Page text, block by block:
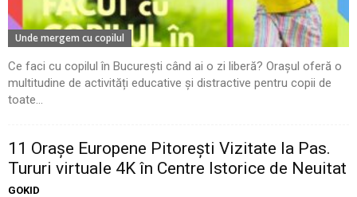
Unde mergem cu copilul
Ce faci cu copilul în București când ai o zi liberă? Orașul oferă o
multitudine de activități educative și distractive pentru copii de
toate...
11 Oraşe Europene Pitoreşti Vizitate la Pas.
Tururi virtuale 4K în Centre Istorice de Neuitat
GOKID